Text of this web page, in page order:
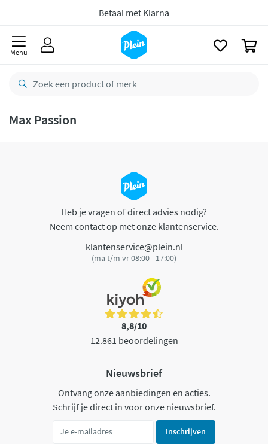
Betaal met Klarna
Menu
Max Passion
Heb je vragen of direct advies nodig?
Neem contact op met onze klantenservice.
klantenservice@plein.nl
(ma t/m vr 08:00 - 17:00)
8,8/10
12.861 beoordelingen
Nieuwsbrief
Ontvang onze aanbiedingen en acties.
Schrijf je direct in voor onze nieuwsbrief.
Inschrijven